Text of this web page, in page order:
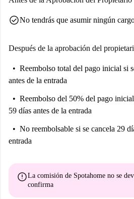
check_circleNo tendrás que asumir ningún
Después de la aprobación del
Reembolso total del pago inicial si
antes de la entrada
Reembolso del 50% del pago inicial
59 días antes de la entrada
No reembolsable si se cancela 29
entrada
errorLa comisión de Spotahome no se
confirma